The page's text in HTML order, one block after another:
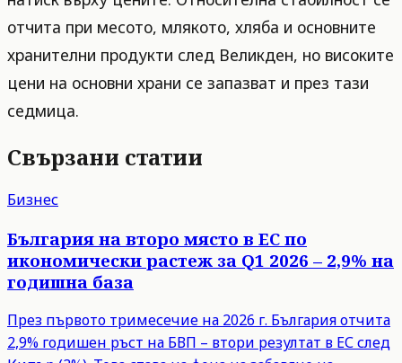
отчита при месото, млякото, хляба и основните
хранителни продукти след Великден, но високите
цени на основни храни се запазват и през тази
седмица.
Свързани статии
Бизнес
България на второ място в ЕС по
икономически растеж за Q1 2026 – 2,9% на
годишна база
През първото тримесечие на 2026 г. България отчита
2,9% годишен ръст на БВП – втори резултат в ЕС след